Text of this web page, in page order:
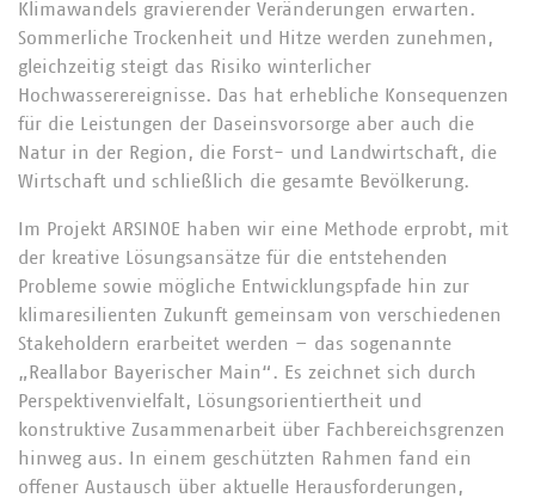
Klimawandels gravierender Veränderungen erwarten.
Sommerliche Trockenheit und Hitze werden zunehmen,
gleichzeitig steigt das Risiko winterlicher
Hochwasserereignisse. Das hat erhebliche Konsequenzen
für die Leistungen der Daseinsvorsorge aber auch die
Natur in der Region, die Forst- und Landwirtschaft, die
Wirtschaft und schließlich die gesamte Bevölkerung.
Im Projekt ARSINOE haben wir eine Methode erprobt, mit
der kreative Lösungsansätze für die entstehenden
Probleme sowie mögliche Entwicklungspfade hin zur
klimaresilienten Zukunft gemeinsam von verschiedenen
Stakeholdern erarbeitet werden – das sogenannte
„Reallabor Bayerischer Main“. Es zeichnet sich durch
Perspektivenvielfalt, Lösungsorientiertheit und
konstruktive Zusammenarbeit über Fachbereichsgrenzen
hinweg aus. In einem geschützten Rahmen fand ein
offener Austausch über aktuelle Herausforderungen,